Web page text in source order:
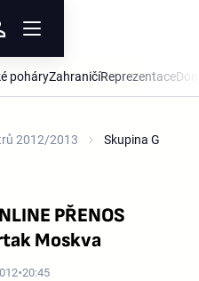
poháryZahraničíReprezentace
2012/2013 Skupina G
PŘENOS
Moskva
20:45